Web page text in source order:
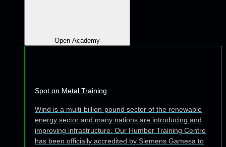
Open Academy
Spot on Metal Training
Wind is a multi-billion-pound sector of the renewable
energy sector and many nations are introducing and
improving infrastructure. Our Humber Training Centre
has been officially accredited by Siemens Gamesa to